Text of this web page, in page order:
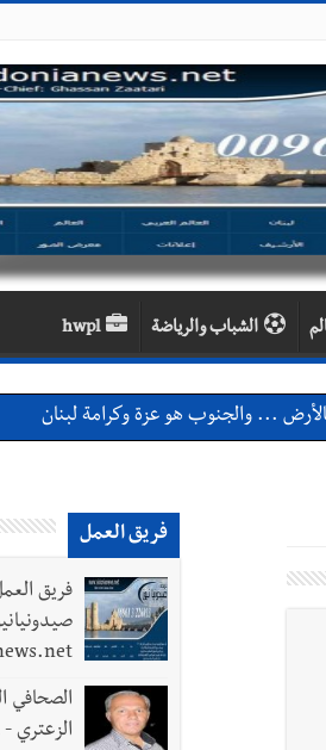
الشباب والرياضة hwpl
... والجنوب هو عزة وكرامة لبنان
فريق العمل
فريق
الصحافي